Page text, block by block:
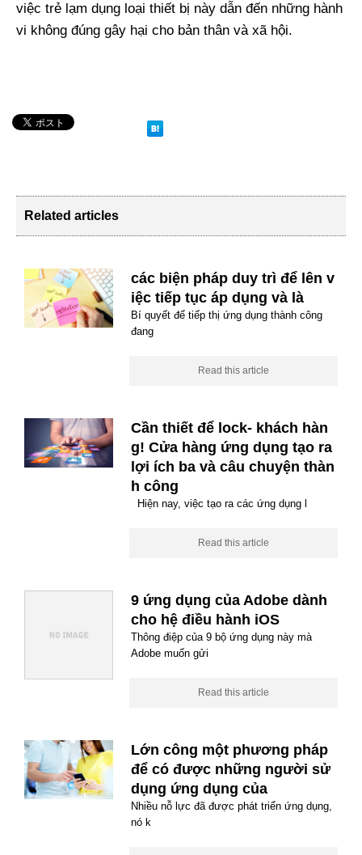
việc trẻ lạm dụng loại thiết bị này dẫn đến những hành
vi không đúng gây hại cho bản thân và xã hội.
Related articles
các biện pháp duy trì để lên v
iệc tiếp tục áp dụng và là
Bí quyết để tiếp thị ứng dụng thành công
đang
Read this article
Cần thiết để lock- khách hàn
g! Cửa hàng ứng dụng tạo ra
lợi ích ba và câu chuyện thàn
h công
Hiện nay, việc tạo ra các ứng dụng l
Read this article
9 ứng dụng của Adobe dành
cho hệ điều hành iOS
Thông điệp của 9 bộ ứng dụng này mà
Adobe muốn gửi
Read this article
Lớn công một phương pháp
để có được những người sử
dụng ứng dụng của
Nhiều nỗ lực đã được phát triển ứng dụng,
nó k